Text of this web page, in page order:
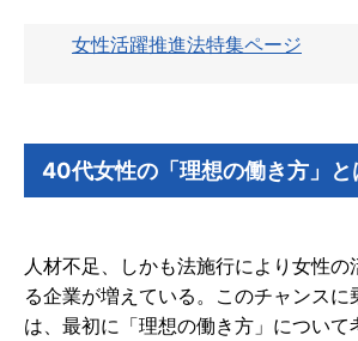
女性活躍推進法特集ページ
40代女性の「理想の働き方」と
人材不足、しかも法施行により女性の
る企業が増えている。このチャンスに
は、最初に「理想の働き方」について